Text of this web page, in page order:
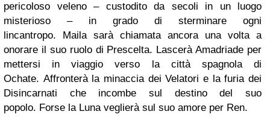
pericoloso veleno – custodito da secoli in un luogo
misterioso – in grado di sterminare ogni
lincantropo. Maila sarà chiamata ancora una volta a
onorare il suo ruolo di Prescelta. Lascerà Amadriade per
mettersi inviaggio verso la città spagnola di
Ochate. Affronterà la minaccia dei Velatori e la furia dei
Disincarnati che incombe sul destino del suo
popolo. Forse la Luna veglierà sul suo amore per Ren.